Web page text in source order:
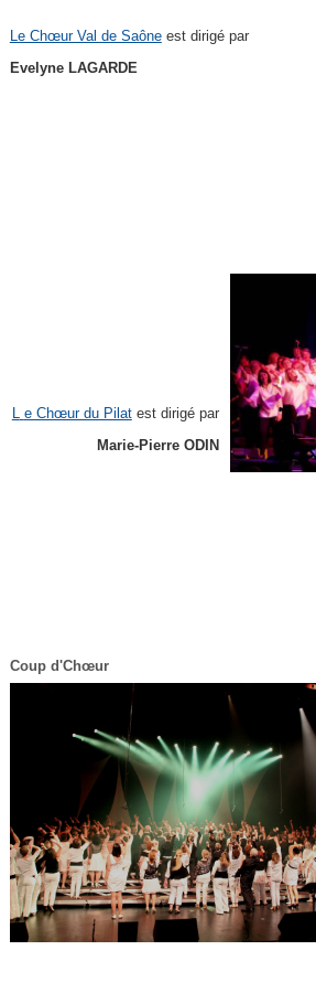
Le Chœur Val de Saôneest dirigé par
Evelyne LAGARDE
L e Chœur du Pilatest dirigé par
Marie-Pierre ODIN
Coup d'Chœur